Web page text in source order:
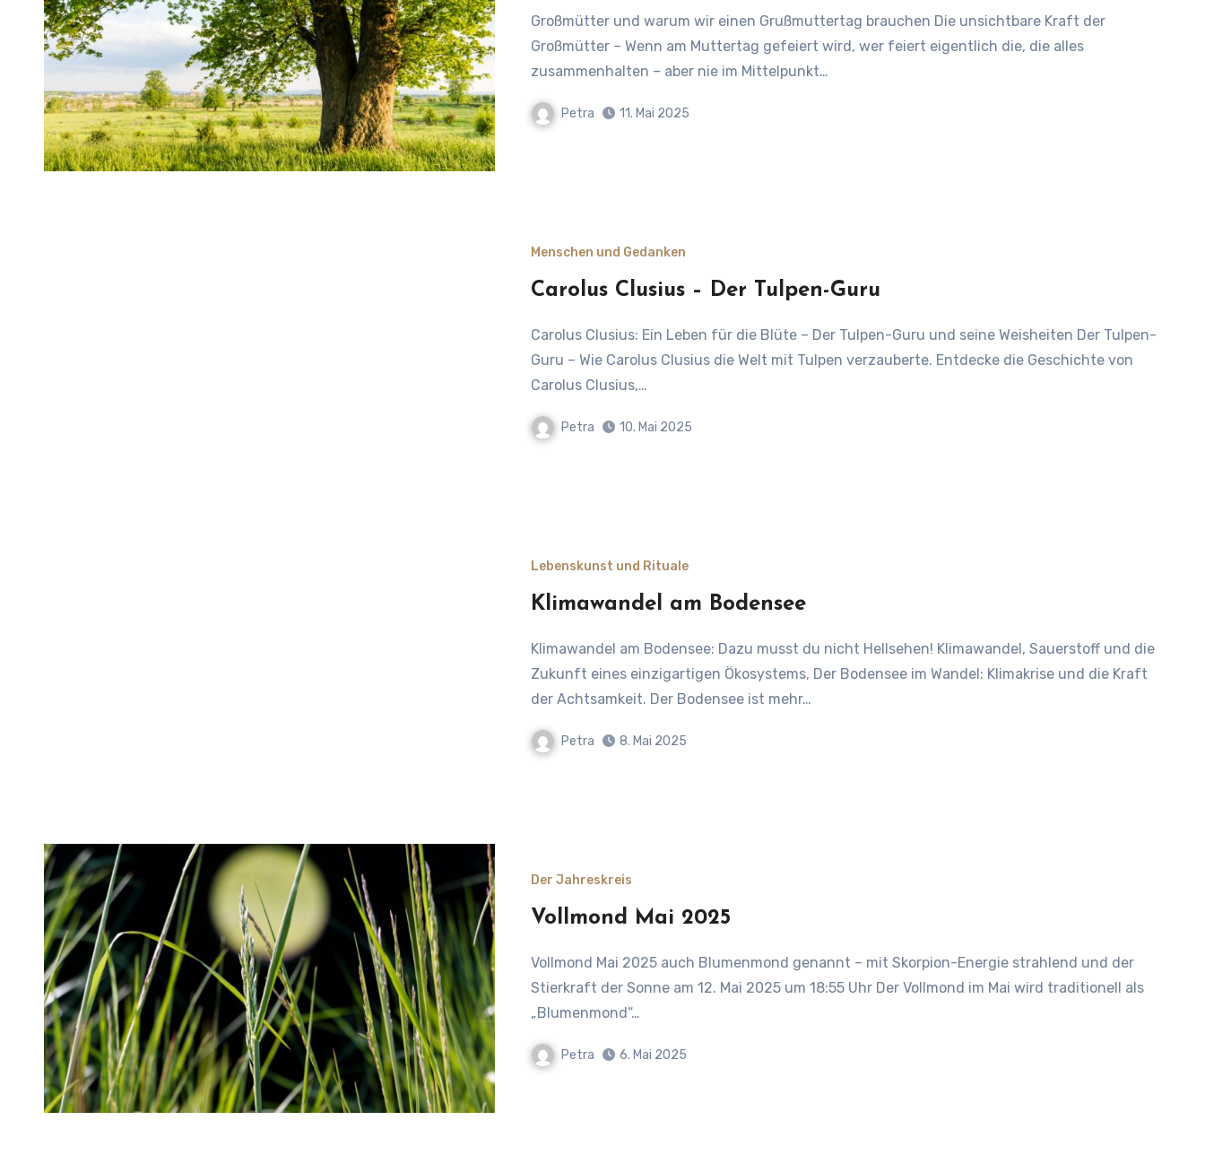
Großmütter und warum wir einen Grußmuttertag brauchen Die unsichtbare Kraft der
Großmütter – Wenn am Muttertag gefeiert wird, wer feiert eigentlich die, die alles
zusammenhalten – aber nie im Mittelpunkt…
Petra 11. Mai 2025
Menschen und Gedanken
Carolus Clusius – Der Tulpen-Guru
Carolus Clusius: Ein Leben für die Blüte – Der Tulpen-Guru und seine Weisheiten Der Tulpen-
Guru – Wie Carolus Clusius die Welt mit Tulpen verzauberte. Entdecke die Geschichte von
Carolus Clusius,…
Petra 10. Mai 2025
Lebenskunst und Rituale
Klimawandel am Bodensee
Klimawandel am Bodensee: Dazu musst du nicht Hellsehen! Klimawandel, Sauerstoff und die
Zukunft eines einzigartigen Ökosystems, Der Bodensee im Wandel: Klimakrise und die Kraft
der Achtsamkeit. Der Bodensee ist mehr…
Petra 8. Mai 2025
Der Jahreskreis
Vollmond Mai 2025
Vollmond Mai 2025 auch Blumenmond genannt – mit Skorpion-Energie strahlend und der
Stierkraft der Sonne am 12. Mai 2025 um 18:55 Uhr Der Vollmond im Mai wird traditionell als
„Blumenmond“…
Petra 6. Mai 2025